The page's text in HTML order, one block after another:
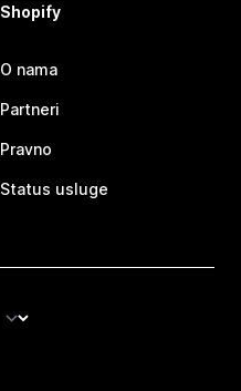
Shopify
O nama
Partneri
Pravno
Status usluge